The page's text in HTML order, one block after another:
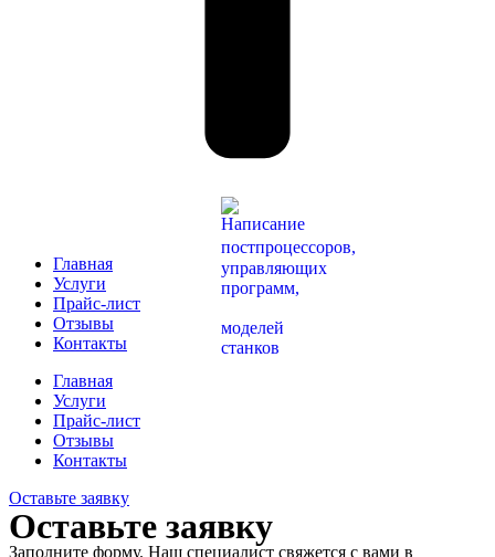
Главная
Услуги
Прайс-лист
Отзывы
Контакты
Главная
Услуги
Прайс-лист
Отзывы
Контакты
Оставьте заявку
Оставьте заявку
Заполните форму. Наш специалист свяжется с вами в